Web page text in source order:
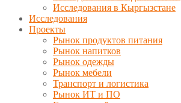
Исследования в Кыргызстане
Исследования
Проекты
Рынок продуктов питания
Рынок напитков
Рынок одежды
Рынок мебели
Транспорт и логистика
Рынок ИТ и ПО